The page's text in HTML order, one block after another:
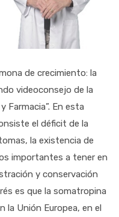
de crecimiento: la
videoconsejo de la
Farmacia”. En esta
el déficit de la
la existencia de
importantes a tener en
y conservación
es que la somatropina
la Unión Europea, en el